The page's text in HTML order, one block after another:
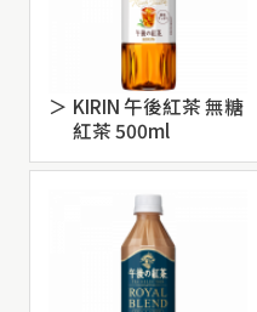
KIRIN 午後紅茶 無糖
紅茶 500ml